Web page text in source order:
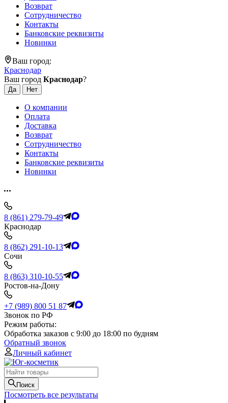
Возврат
Сотрудничество
Контакты
Банковские реквизиты
Новинки
Ваш город:
Краснодар
Ваш город Краснодар?
О компании
Оплата
Доставка
Возврат
Сотрудничество
Контакты
Банковские реквизиты
Новинки
8 (861) 279-79-49
Краснодар
8 (862) 291-10-13
Сочи
8 (863) 310-10-55
Ростов-на-Дону
+7 (989) 800 51 87
Звонок по РФ
Режим работы:
Обработка заказов с 9:00 до 18:00 по будням
Обратный звонок
Личный кабинет
Поиск
Посмотреть все результаты